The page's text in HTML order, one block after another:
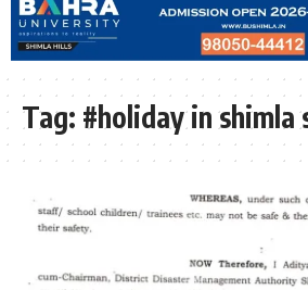
Tag: #holiday in shimla